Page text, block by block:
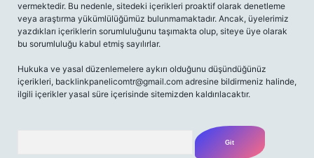
vermektedir. Bu nedenle, sitedeki içerikleri proaktif olarak denetleme
veya araştırma yükümlülüğümüz bulunmamaktadır. Ancak, üyelerimiz
yazdıkları içeriklerin sorumluluğunu taşımakta olup, siteye üye olarak
bu sorumluluğu kabul etmiş sayılırlar.
Hukuka ve yasal düzenlemelere aykırı olduğunu düşündüğünüz
içerikleri, backlinkpanelicomtr@gmail.com adresine bildirmeniz halinde,
ilgili içerikler yasal süre içerisinde sitemizden kaldırılacaktır.